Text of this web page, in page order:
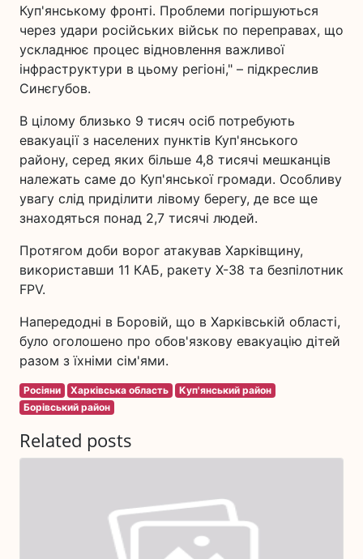
Куп'янському фронті. Проблеми погіршуються
через удари російських військ по переправах, що
ускладнює процес відновлення важливої
інфраструктури в цьому регіоні," – підкреслив
Синєгубов.
В цілому близько 9 тисяч осіб потребують
евакуації з населених пунктів Куп'янського
району, серед яких більше 4,8 тисячі мешканців
належать саме до Куп'янської громади. Особливу
увагу слід приділити лівому берегу, де все ще
знаходяться понад 2,7 тисячі людей.
Протягом доби ворог атакував Харківщину,
використавши 11 КАБ, ракету Х-38 та безпілотник
FPV.
Напередодні в Боровій, що в Харківській області,
було оголошено про обов'язкову евакуацію дітей
разом з їхніми сім'ями.
Росіяни Харківська область
Куп'янський район
Борівський район
Related posts